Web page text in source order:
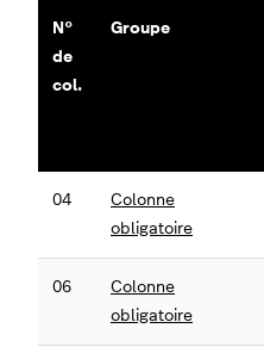
N°
de
col.
Groupe
04
Colonne
obligatoire
06
Colonne
obligatoire